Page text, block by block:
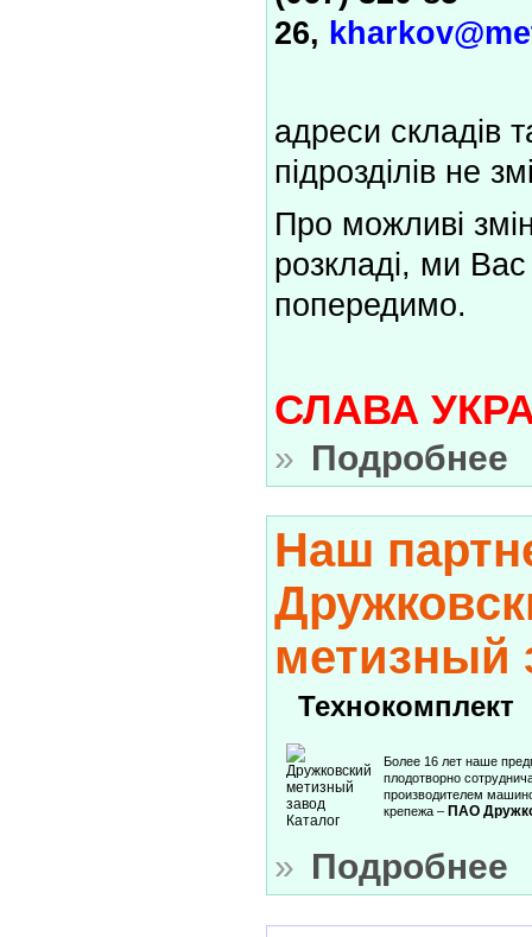
26,
адреси складів
підрозділів не
Про можливі
розкладі, ми
попередимо.
СЛАВА
» Подробнее
Наш
метизный
Технокомплект
Более 16 лет наше
плодотворно
производителем
крепежа – ПАО
» Подробнее